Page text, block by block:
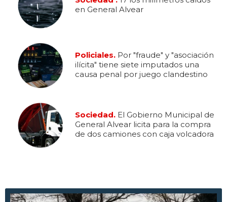
en General Alvear
Policiales. Por "fraude" y "asociación
ilícita" tiene siete imputados una
causa penal por juego clandestino
Sociedad. El Gobierno Municipal de
General Alvear licita para la compra
de dos camiones con caja volcadora